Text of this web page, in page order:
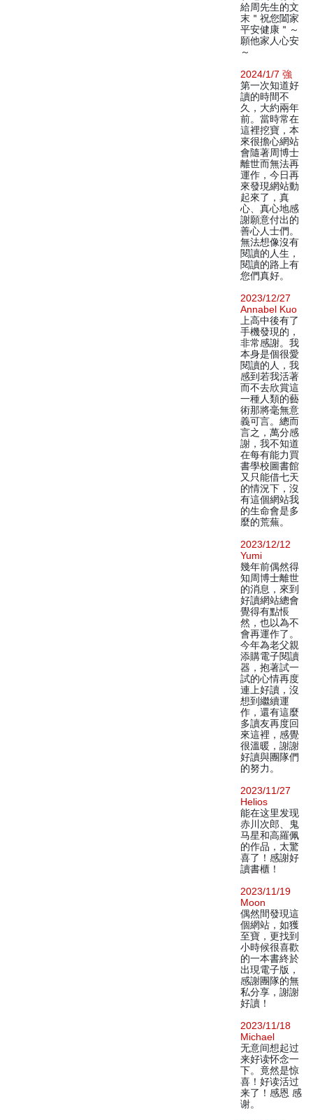
給周先生的文
末＂祝您闔家
平安健康＂～
願他家人心安
～
2024/1/7 強
第一次知道好
讀的時間不
久，大約兩年
前。當時常在
這裡挖寶，本
來很擔心網站
會隨著周博士
離世而無法再
運作，今日再
來發現網站動
起來了，真
心、真心地感
謝願意付出的
善心人士們。
無法想像沒有
閱讀的人生，
閱讀的路上有
您們真好。
2023/12/27
Annabel Kuo
上高中後有了
手機發現的，
非常感謝。我
本身是個很愛
閱讀的人，我
感到若我活著
而不去欣賞這
一種人類的藝
術那將毫無意
義可言。總而
言之，萬分感
謝，我不知道
在每有能力買
書學校圖書館
又只能借七天
的情況下，沒
有這個網站我
的生命會是多
麼的荒蕪。
2023/12/12
Yumi
幾年前偶然得
知周博士離世
的消息，來到
好讀網站總會
覺得有點悵
然，也以為不
會再運作了。
今年為老父親
添購電子閱讀
器，抱著試一
試的心情再度
連上好讀，沒
想到繼續運
作，還有這麼
多讀友再度回
來這裡，感覺
很溫暖，謝謝
好讀與團隊們
的努力。
2023/11/27
Helios
能在这里发现
赤川次郎、鬼
马星和高羅佩
的作品，太驚
喜了！感謝好
讀書櫃！
2023/11/19
Moon
偶然間發現這
個網站，如獲
至寶，更找到
小時候很喜歡
的一本書終於
出現電子版，
感謝團隊的無
私分享，謝謝
好讀！
2023/11/18
Michael
无意间想起过
来好读怀念一
下。竟然是惊
喜！好读活过
来了！感恩 感
谢。